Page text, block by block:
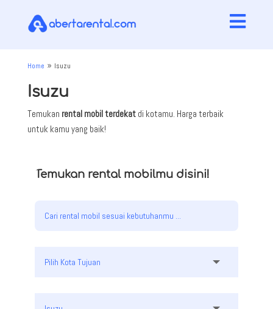

Home 9 Isuzu
Isuzu
Temukan rental mobil terdekatdi kotamu. Harga terbaik
untuk kamu yang baik!
Temukan rental mobilmu disini!